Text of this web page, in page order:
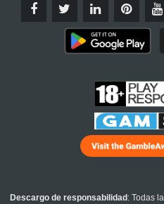
Descargo de responsabilidad : Todas